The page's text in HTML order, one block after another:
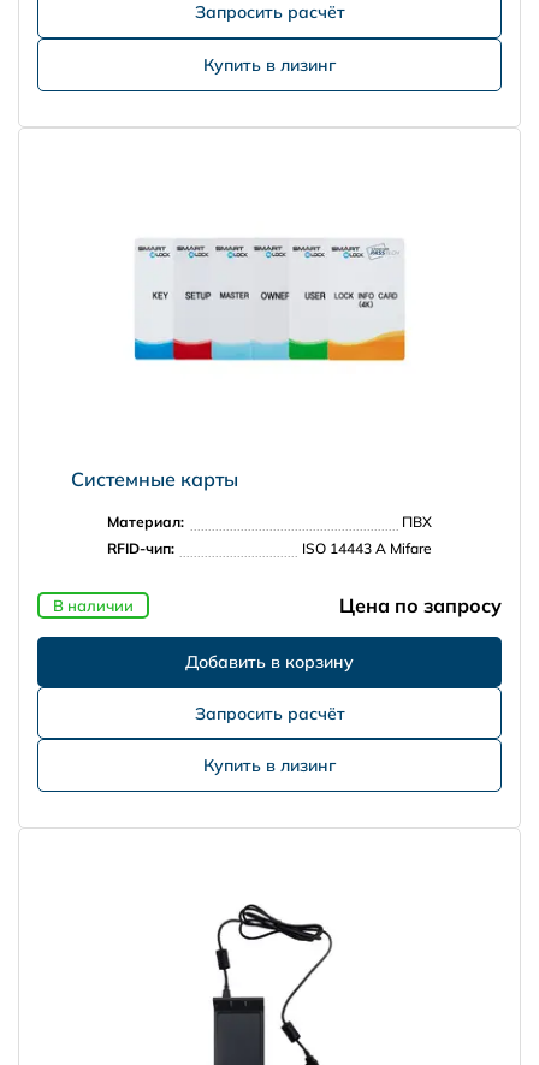
Запросить расчёт
Купить в лизинг
Системные карты
Материал:
ПВХ
RFID-чип:
ISO 14443 A Mifare
В наличии Цена по запросу
Запросить расчёт
Купить в лизинг